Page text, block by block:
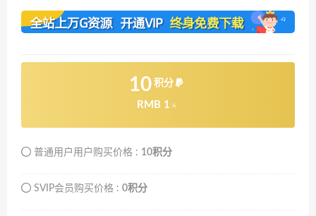
10 积分
RMB 1 元
普通用户用户购买价格 : 10积分
SVIP会员购买价格 : 0积分